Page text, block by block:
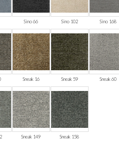
Sino 66 Sino 102 Sino 168
Sneak 16 Sneak 59 Sneak 60
Sneak 149 Sneak 158